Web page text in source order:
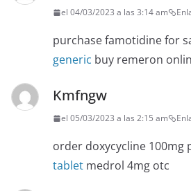
el 04/03/2023 a las 3:14 am
purchase famotidine for
generic buy remeron
Kmfngw
el 05/03/2023 a las 2:15 am
order doxycycline 100mg
tablet medrol 4mg otc